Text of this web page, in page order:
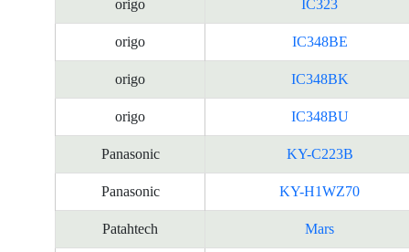
origo IC323
origo IC348BE
origo IC348BK
origo IC348BU
Panasonic KY-C223B
Panasonic KY-H1WZ70
Patahtech Mars